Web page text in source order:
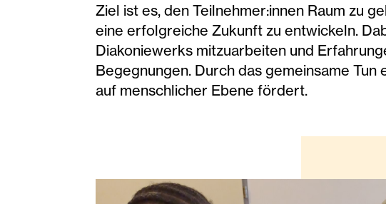
Ziel ist es, den Teilnehmer:innen Raum zu
eine erfolgreiche Zukunft zu entwickeln.
Diakoniewerks mitzuarbeiten und
Begegnungen. Durch das gemeinsame
auf menschlicher Ebene fördert.